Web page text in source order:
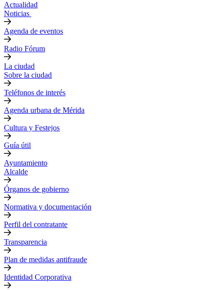
Actualidad
Noticias
Agenda de eventos
Radio Fórum
La ciudad
Sobre la ciudad
Teléfonos de interés
Agenda urbana de Mérida
Cultura y Festejos
Guía útil
Ayuntamiento
Alcalde
Órganos de gobierno
Normativa y documentación
Perfil del contratante
Transparencia
Plan de medidas antifraude
Identidad Corporativa